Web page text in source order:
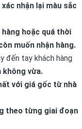
nhận lại màu sắc
hàng hoặc quá thời
muốn nhận hàng.
đến tay khách hàng
không vừa.
với giá gốc từ nhà
theo từng giai đoạn